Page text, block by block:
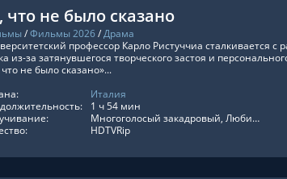
что не было сказано
/Фильмы 2026/Драма
профессор Карло Ристуччиа сталкивается с
из-за затянувшегося творческого застоя и
что не было сказано»...
Италия
1 ч 54 мин
Многоголосый закадровый, Любительский многоголосый, Оригинальный
HDTVRip